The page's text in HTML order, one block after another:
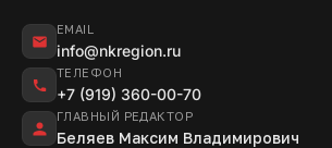
EMAIL
info@nkregion.ru
ТЕЛЕФОН
+7 (919) 360-00-70
ГЛАВНЫЙ РЕДАКТОР
Беляев Максим Владимирович